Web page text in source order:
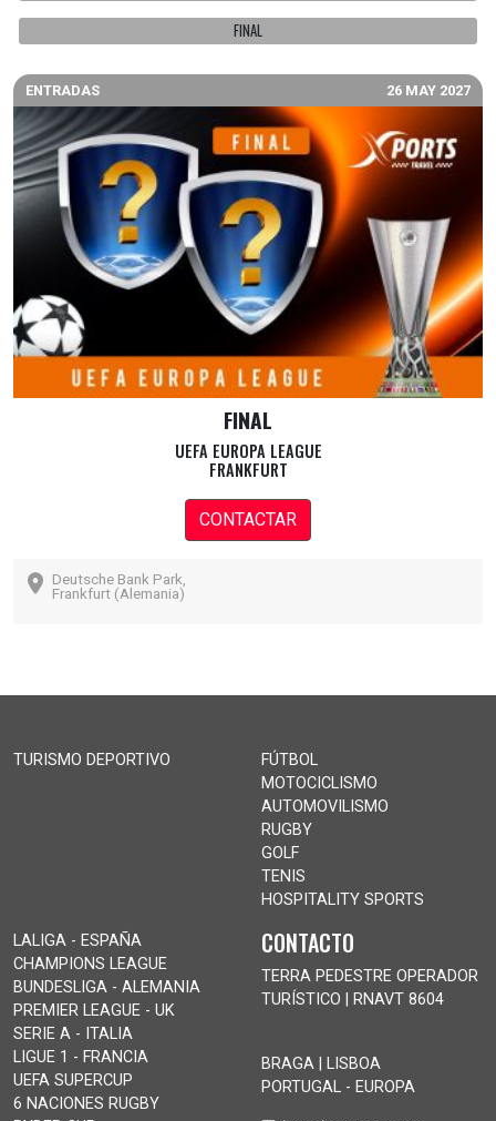
FINAL
ENTRADAS 26 MAY 2027
FINAL
UEFA EUROPA LEAGUE
FRANKFURT
CONTACTAR
Deutsche Bank Park,
Frankfurt (Alemania)
TURISMO DEPORTIVO
FÚTBOL
MOTOCICLISMO
AUTOMOVILISMO
RUGBY
GOLF
TENIS
HOSPITALITY SPORTS
LALIGA - ESPAÑA
CHAMPIONS LEAGUE
BUNDESLIGA - ALEMANIA
PREMIER LEAGUE - UK
SERIE A - ITALIA
LIGUE 1 - FRANCIA
UEFA SUPERCUP
6 NACIONES RUGBY
CONTACTO
TERRA PEDESTRE OPERADOR
TURÍSTICO | RNAVT 8604
BRAGA | LISBOA
PORTUGAL - EUROPA